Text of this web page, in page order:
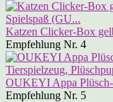
Katzen Clicker-Box
Empfehlung Nr. 4
OUKEYI Appa Plüsch-
Empfehlung Nr. 5